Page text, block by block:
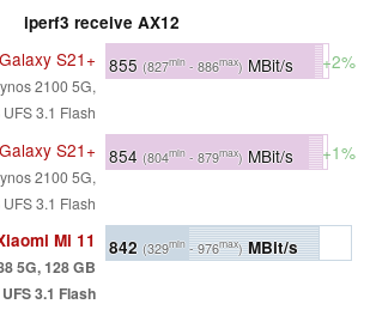
iperf3 receive AX12
S21+
2100 5G,
3.1 Flash
855 (827min - 886max) MBit/s +2%
S21+
2100 5G,
3.1 Flash
854 (804min - 879max) MBit/s +1%
Mi 11
5G, 128 GB
UFS 3.1 Flash
842 (329min - 976max)MBit/s